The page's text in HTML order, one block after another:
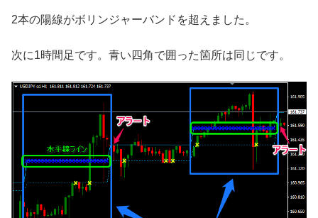
2本の陽線がボリンジャーバンドを超えました。
次に1時間足です。青い四角で囲った箇所は同じです。